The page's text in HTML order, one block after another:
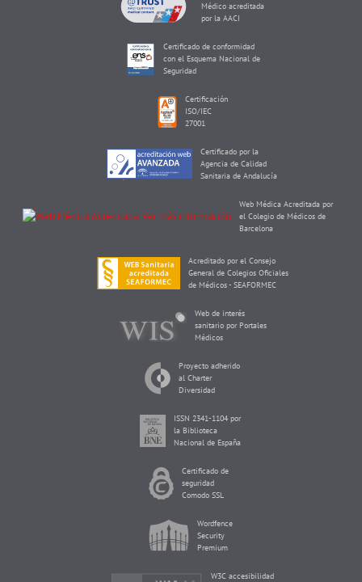
Médico acreditada
por la AACI
Certificado de conformidad
con el Esquema Nacional de
Seguridad
Certificación
ISO/IEC
27001
Certificado por la
Agencia de Calidad
Sanitaria de Andalucía
Web Médica Acreditada por
el Colegio de Médicos de
Barcelona
Acreditado por el Consejo
General de Colegios Oficiales
de Médicos - SEAFORMEC
Web de interés
sanitario por Portales
Médicos
Proyecto adherido
al Charter
Diversidad
ISSN 2341-1104 por
la Biblioteca
Nacional de España
Certificado de
seguridad
Comodo SSL
Wordfence
Security
Premium
W3C accesibilidad